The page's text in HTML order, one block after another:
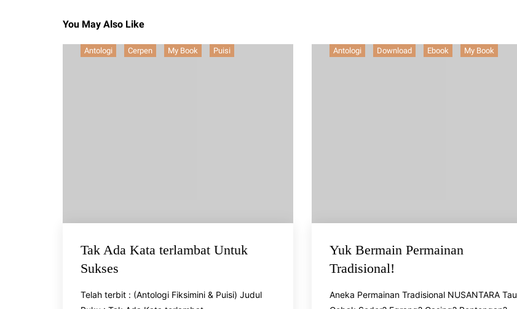
You May Also Like
Antologi Cerpen My Book Puisi
Tak Ada Kata terlambat Untuk
Sukses
Telah terbit : (Antologi Fiksimini & Puisi) Judul
Antologi Download Ebook My Book
Yuk Bermain Permainan
Tradisional!
Aneka Permainan Tradisional NUSANTARA Tau